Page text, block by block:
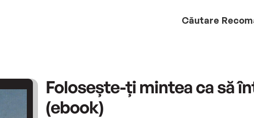
Căutare
Folosește-ți mintea ca să
(ebook)